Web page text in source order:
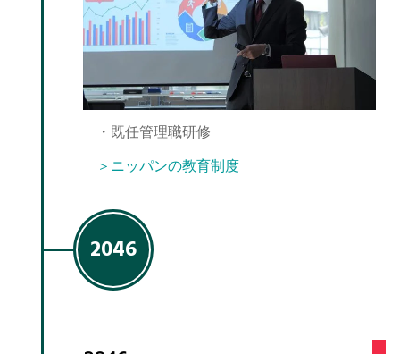
・既任管理職研修
＞ニッパンの教育制度
2046